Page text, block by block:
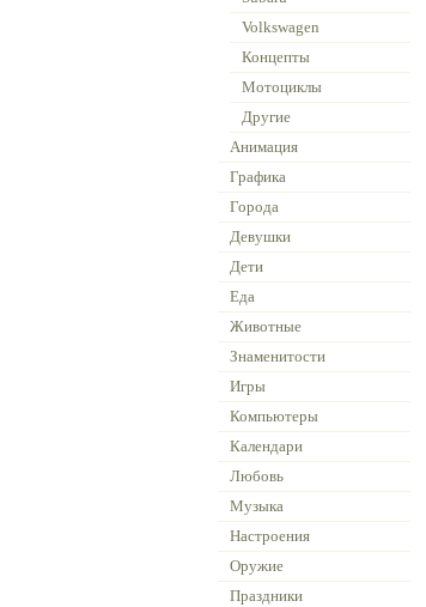
Volkswagen
Концепты
Мотоциклы
Другие
Анимация
Графика
Города
Девушки
Дети
Еда
Животные
Знаменитости
Игры
Компьютеры
Календари
Любовь
Музыка
Настроения
Оружие
Праздники